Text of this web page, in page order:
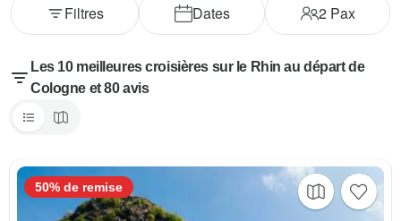
Dates 2Pax
Filtres
Les 10 meilleures croisières sur le Rhin au départ de
Cologne et 80 avis
50% de remise